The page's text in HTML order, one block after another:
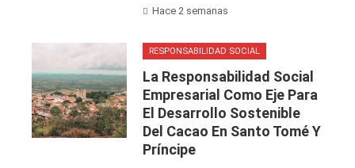
Hace 2 semanas
RESPONSABILIDAD SOCIAL
La Responsabilidad Social
Empresarial Como Eje Para
El Desarrollo Sostenible
Del Cacao En Santo Tomé Y
Príncipe